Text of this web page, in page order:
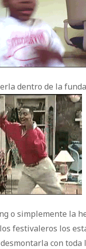
dentro de la funda
o simplemente la
festivaleros los
con toda